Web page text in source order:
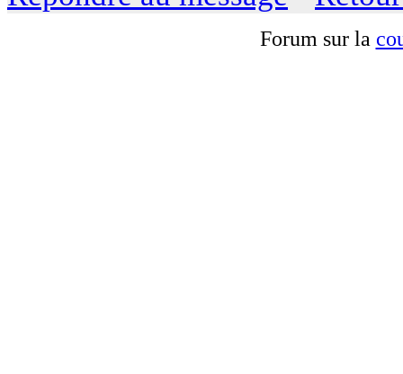
Forum sur la